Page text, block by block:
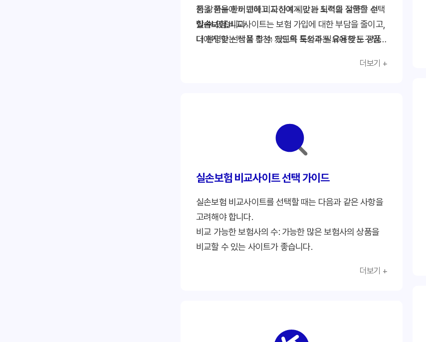
품을 한눈에 비교하고 자신에게 맞는 최적의 상품을 선택
할 수 있습니다.
험 상품을 한꺼번에 비교하여 시간과 노력을 절약할 수
있습니다.
나에게 맞는 상품 추천: 개인의 특성과 필요에 맞는 상품
보험료 절약: 보험료를 비교하여 더 저렴한 상품을 찾을
실손보험 비교사이트는 보험 가입에 대한 부담을 줄이고,
더 현명한 선택을 할 수 있도록 도와주는 유용한 도구입
더보기 +
실손보험 비교사이트 선택 가이드
실손보험 비교사이트를 선택할 때는 다음과 같은 사항을
고려해야 합니다.
비교 가능한 보험사의 수: 가능한 많은 보험사의 상품을
비교할 수 있는 사이트가 좋습니다.
더보기 +